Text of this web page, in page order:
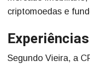
criptomoedas e
Segundo Vieira, a